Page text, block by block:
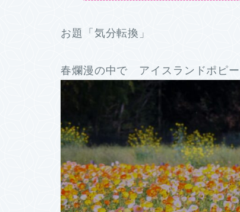
お題「気分転換」
春爛漫の中で アイスランドポ